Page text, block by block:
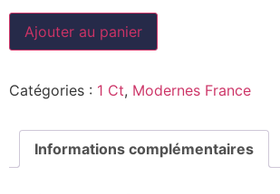
Ajouter au panier
Catégories : 1 Ct, Modernes France
Informations complémentaires